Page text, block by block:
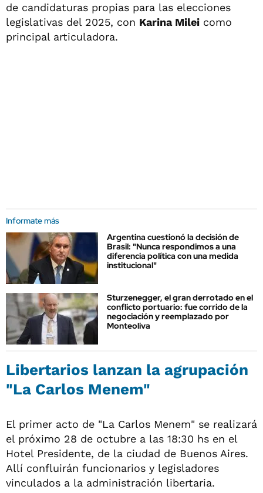
de candidaturas propias para las elecciones
legislativas del 2025, con Karina Milei como
principal articuladora.
Informate más
Argentina cuestionó la decisión de
Brasil: "Nunca respondimos a una
diferencia política con una medida
institucional"
Sturzenegger, el gran derrotado en el
conflicto portuario: fue corrido de la
negociación y reemplazado por
Monteoliva
Libertarios lanzan la agrupación
"La Carlos Menem"
El primer acto de "La Carlos Menem" se realizará
el próximo 28 de octubre a las 18:30 hs en el
Hotel Presidente, de la ciudad de Buenos Aires.
Allí confluirán funcionarios y legisladores
vinculados a la administración libertaria.